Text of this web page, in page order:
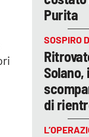
Purita
SOSPIRO
Solano,
di